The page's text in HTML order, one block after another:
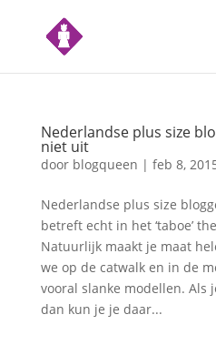
Nederlandse plus size
niet uit
door blogqueen | feb 8,
Nederlandse plus size
betreft echt in het ‘taboe’
Natuurlijk maakt je maat
we op de catwalk en in de
vooral slanke modellen. Als
dan kun je je daar...